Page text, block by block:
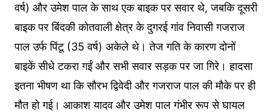
वर्ष) और उमेश पाल के साथ एक बाइक पर सवार थे, जबकि दूसरी
बाइक पर बिंदकी कोतवाली क्षेत्र के दुगरई गांव निवासी गजराज
पाल उर्फ पिंटू (35 वर्ष) अकेले थे। तेज गति के कारण दोनों
बाइकें सीधे टकरा गईं और सभी सवार सड़क पर जा गिरे। हादसा
इतना भीषण था कि सौरभ द्विवेदी और गजराज पाल की मौके पर ही
मौत हो गई। आकाश यादव और उमेश पाल गंभीर रूप से घायल